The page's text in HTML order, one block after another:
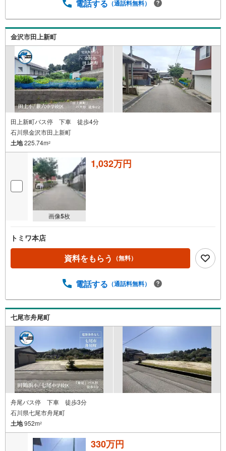
電話する （通話料無料）
金沢市田上新町
田上新町バス停 下車 徒歩4分
石川県金沢市田上新町
土地225.74m2
画像5枚
1,032万円
トミワ本店
資料をもらう （無料）
電話する （通話料無料）
七尾市舟尾町
舟尾バス停 下車 徒歩3分
石川県七尾市舟尾町
土地952m2
330万円